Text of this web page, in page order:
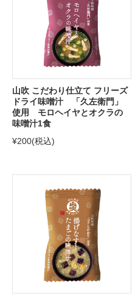
山吹 こだわり仕立て フリーズ
ドライ味噌汁 「久左衛門」
使用 モロヘイヤとオクラの
味噌汁1食
¥200(税込)